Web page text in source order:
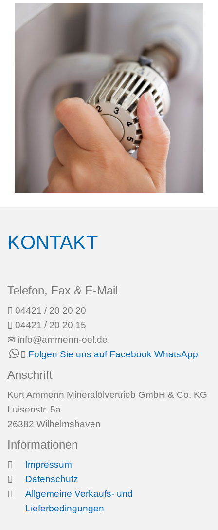
KONTAKT
Telefon, Fax & E-Mail
04421 / 20 20 20
04421 / 20 20 15
info@ammenn-oel.de
Folgen Sie uns auf Facebook WhatsApp
Anschrift
Kurt Ammenn Mineralölvertrieb GmbH & Co. KG
Luisenstr. 5a
26382 Wilhelmshaven
Informationen
Impressum
Datenschutz
Allgemeine Verkaufs- und
Lieferbedingungen